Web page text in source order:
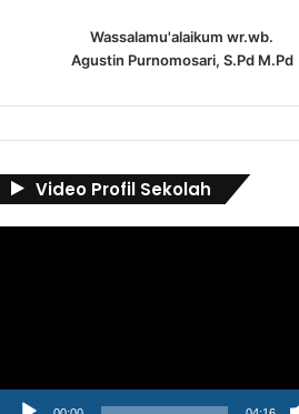
Wassalamu'alaikum wr.wb.
Agustin Purnomosari, S.Pd M.Pd
Video Profil Sekolah